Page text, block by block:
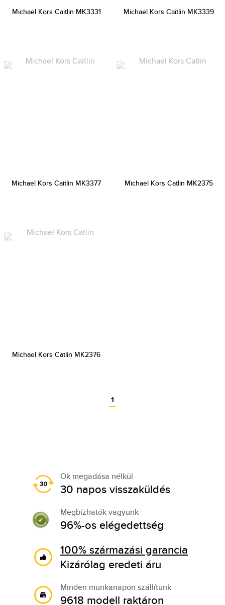
Michael Kors Caitlin MK3331 Michael Kors Caitlin MK3339
Michael Kors Caitlin MK3377 Michael Kors Catlin MK2375
Michael Kors Catlin MK2376
1
Ok megadása nélkül
30 napos visszaküldés
Megbízhatók vagyunk
96%-os elégedettség
100% származási garancia
Kizárólag eredeti áru
Minden munkanapon szállítunk
9618 modell raktáron